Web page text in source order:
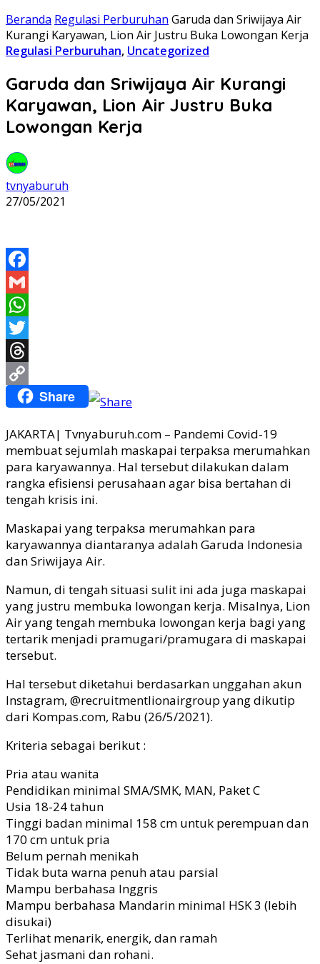
Beranda Regulasi Perburuhan Garuda dan Sriwijaya Air
Kurangi Karyawan, Lion Air Justru Buka Lowongan Kerja
Regulasi Perburuhan, Uncategorized
Garuda dan Sriwijaya Air Kurangi
Karyawan, Lion Air Justru Buka
Lowongan Kerja
tvnyaburuh
27/05/2021
Facebook
Gmail
WhatsApp
Twitter
Threads
Copy Share
JAKARTA| Tvnyaburuh.com – Pandemi Covid-19
membuat sejumlah maskapai terpaksa merumahkan
para karyawannya. Hal tersebut dilakukan dalam
rangka efisiensi perusahaan agar bisa bertahan di
tengah krisis ini.
Maskapai yang terpaksa merumahkan para
karyawannya diantaranya adalah Garuda Indonesia
dan Sriwijaya Air.
Namun, di tengah situasi sulit ini ada juga maskapai
yang justru membuka lowongan kerja. Misalnya, Lion
Air yang tengah membuka lowongan kerja bagi yang
tertarik menjadi pramugari/pramugara di maskapai
tersebut.
Hal tersebut diketahui berdasarkan unggahan akun
Instagram, @recruitmentlionairgroup yang dikutip
dari Kompas.com, Rabu (26/5/2021).
Kriteria sebagai berikut :
Pria atau wanita
Pendidikan minimal SMA/SMK, MAN, Paket C
Usia 18-24 tahun
Tinggi badan minimal 158 cm untuk perempuan dan
170 cm untuk pria
Belum pernah menikah
Tidak buta warna penuh atau parsial
Mampu berbahasa Inggris
Mampu berbahasa Mandarin minimal HSK 3 (lebih
disukai)
Terlihat menarik, energik, dan ramah
Sehat jasmani dan rohani.